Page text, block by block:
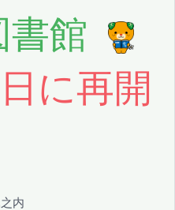
書館
に再開
内